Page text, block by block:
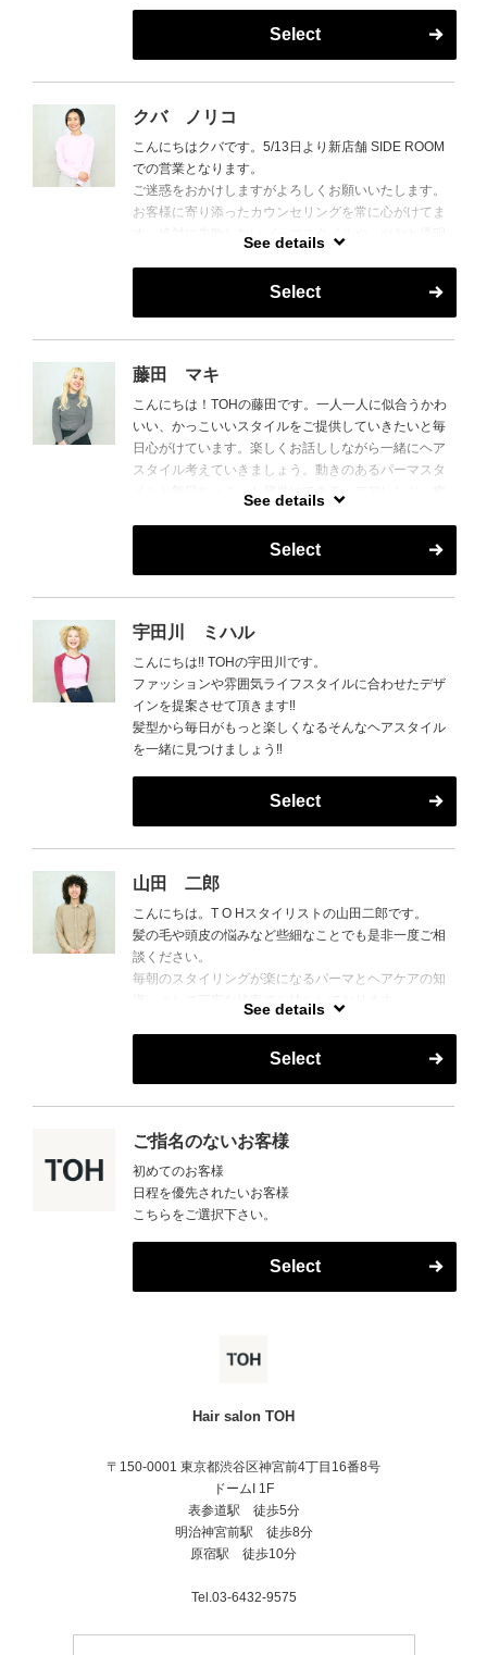
Select
クバ ノリコ
こんにちはクバです。5/13日より新店舗 SIDE ROOM
での営業となります。
ご迷惑をおかけしますがよろしくお願いいたします。
お客様に寄り添ったカウンセリングを常に心がけてま
歳を重ねながら個性もアップデートできるヘアスタイ
ル。わたしに是非任せて下さい。お待ちしております♪
See details
Select
藤田 マキ
こんにちは！TOHの藤田です。一人一人に似合うかわ
いい、かっこいいスタイルをご提供していきたいと毎
日心がけています。楽しくお話ししながら一緒にヘア
スタイル考えていきましょう。動きのあるパーマスタ
See details
Select
宇田川 ミハル
こんにちは‼︎ TOHの宇田川です。
ファッションや雰囲気ライフスタイルに合わせたデザ
インを提案させて頂きます‼︎
髪型から毎日がもっと楽しくなるそんなヘアスタイル
を一緒に見つけましょう‼︎
Select
山田 二郎
こんにちは。T O Hスタイリストの山田二郎です。
髪の毛や頭皮の悩みなど些細なことでも是非一度ご相
談ください。
毎朝のスタイリングが楽になるパーマとヘアケアの知
よろしくお願いします。
See details
Select
ご指名のないお客様
初めてのお客様
日程を優先されたいお客様
こちらをご選択下さい。
Select
Hair salon TOH
〒150-0001 東京都渋谷区神宮前4丁目16番8号
ドームI 1F
表参道駅 徒歩5分
明治神宮前駅 徒歩8分
原宿駅 徒歩10分
Tel.03-6432-9575